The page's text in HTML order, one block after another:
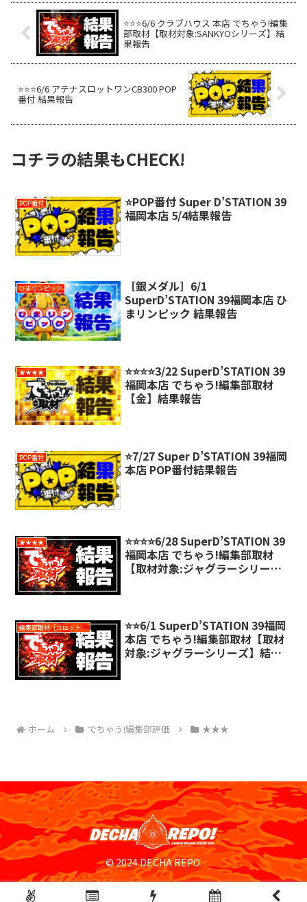
⭐️⭐️⭐️6/6 クラブハウス 本店 でちゃう!編集
部取材【取材対象:SANKYOシリーズ】結
果報告
⭐️⭐️⭐️6/6 アテナスロットワンCB300 POP
番付 結果報告
コチラの結果もCHECK!
POP番付
⭐️POP番付 Super D’STATION 39
福岡本店 5/4結果報告
ひまりンピック
［銀メダル］6/1
SuperD’STATION 39福岡本店 ひ
まリンピック 結果報告
★★★★
⭐️⭐️⭐️⭐️3/22 SuperD’STATION 39
福岡本店 でちゃう!編集部取材
【金】結果報告
POP番付
⭐️7/27 Super D’STATION 39福岡
本店 POP番付結果報告
★★★★
⭐️⭐️⭐️⭐️6/28 SuperD’STATION 39
福岡本店 でちゃう!編集部取材
【取材対象:ジャグラーシリー
編集部取材［スロット対象機種アリ］
⭐️⭐️6/1 SuperD’STATION 39福岡
本店 でちゃう!編集部取材【取材
対象:ジャグラーシリーズ】結果
ホーム でちゃう!編集部評価 ★★★
© 2024 DECHA REPO.